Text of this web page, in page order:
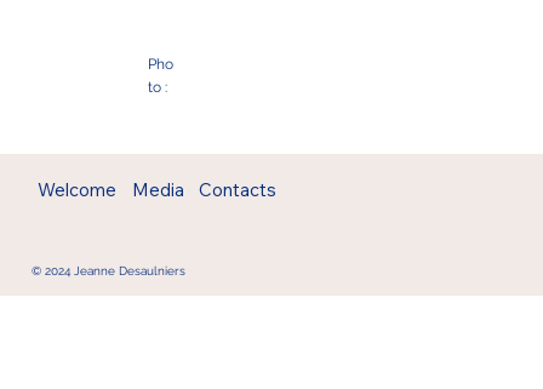
Pho
to :
© 2024 Jeanne Desaulniers
Welcome Media Contacts